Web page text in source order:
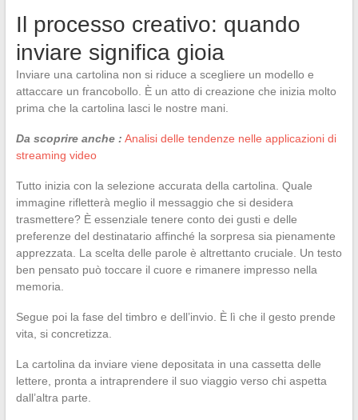
Il processo creativo: quando
inviare significa gioia
Inviare una cartolina non si riduce a scegliere un modello e
attaccare un francobollo. È un atto di creazione che inizia molto
prima che la cartolina lasci le nostre mani.
Da scoprire anche : Analisi delle tendenze nelle applicazioni di
streaming video
Tutto inizia con la selezione accurata della cartolina. Quale
immagine rifletterà meglio il messaggio che si desidera
trasmettere? È essenziale tenere conto dei gusti e delle
preferenze del destinatario affinché la sorpresa sia pienamente
apprezzata. La scelta delle parole è altrettanto cruciale. Un testo
ben pensato può toccare il cuore e rimanere impresso nella
memoria.
Segue poi la fase del timbro e dell’invio. È lì che il gesto prende
vita, si concretizza.
La cartolina da inviare viene depositata in una cassetta delle
lettere, pronta a intraprendere il suo viaggio verso chi aspetta
dall’altra parte.